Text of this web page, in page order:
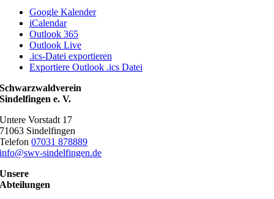
Google Kalender
iCalendar
Outlook 365
Outlook Live
.ics-Datei exportieren
Exportiere Outlook .ics Datei
Schwarzwaldverein
Sindelfingen e. V.
Untere Vorstadt 17
71063 Sindelfingen
Telefon07031 878889
info@swv-sindelfingen.de
Unsere
Abteilungen